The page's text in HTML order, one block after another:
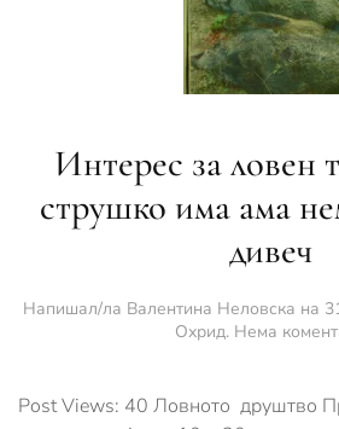
Интерес за ловен
струшко има ама
дивеч
Напишал/ла Валентина Неловска на
Охрид. Нема
Post Views: 40 Ловното друштво